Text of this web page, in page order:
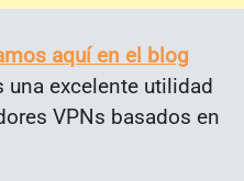
aquí en el blog
una excelente utilidad
VPNs basados en